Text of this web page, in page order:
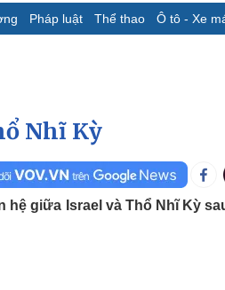
Pháp luật Thể thao Ô tô - Xe
Ô tô - Xe máy
Nhĩ Kỳ
giữa Israel và Thổ Nhĩ Kỳ